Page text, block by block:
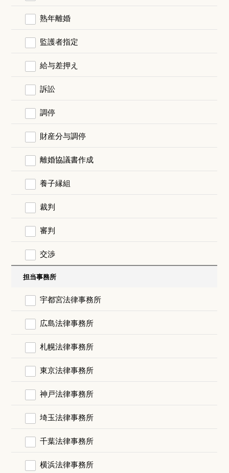
熟年離婚
監護者指定
給与差押え
訴訟
調停
財産分与調停
離婚協議書作成
養子縁組
裁判
審判
交渉
担当事務所
宇都宮法律事務所
広島法律事務所
札幌法律事務所
東京法律事務所
神戸法律事務所
埼玉法律事務所
千葉法律事務所
横浜法律事務所